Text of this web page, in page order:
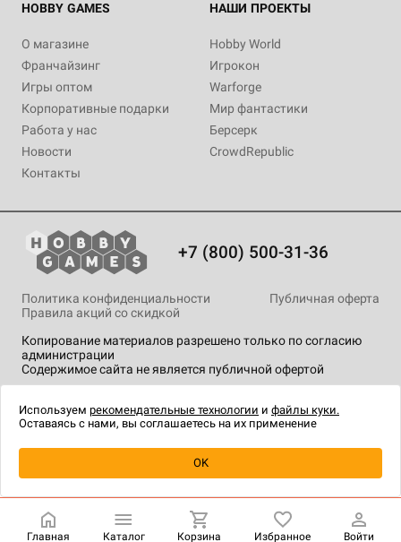
Уведомить о наличии
HOBBY GAMES
О магазине
Франчайзинг
Игры оптом
Корпоративные подарки
Работа у нас
Новости
Контакты
НАШИ ПРОЕКТЫ
Hobby World
Игрокон
Warforge
Мир фантастики
Берсерк
CrowdRepublic
+7 (800) 500-31-36
Копирование материалов разрешено только по согласию
администрации
Содержимое сайта не является публичной офертой
Политика конфиденциальности
Публичная оферта
Правила акций со скидкой
технологии.
Главная Каталог Корзина Избранное Войти
Используем рекомендательные технологии и файлы куки.
Оставаясь с нами, вы соглашаетесь на их применение
OK